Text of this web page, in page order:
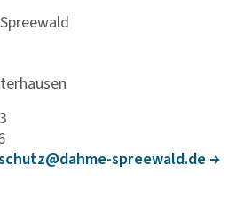
spree­wald.de